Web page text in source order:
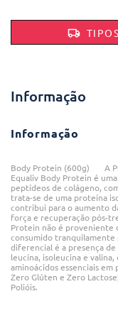
Informação
Informação
Body Protein (600g) A
Equaliv Body Protein é
peptídeos de colágeno,
trata-se de uma proteína
contribui para o aumento
força e recuperação pós-
Protein não é proveniente
consumido
diferencial é a presença de
leucina, isoleucina e
aminoácidos essenciais
Zero Glúten e Zero
Polióis.